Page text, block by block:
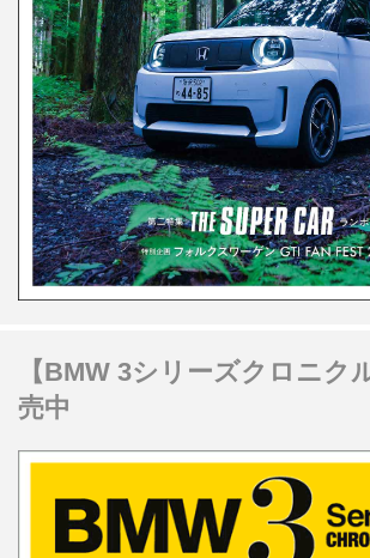
【BMW 3シリーズクロニク
売中